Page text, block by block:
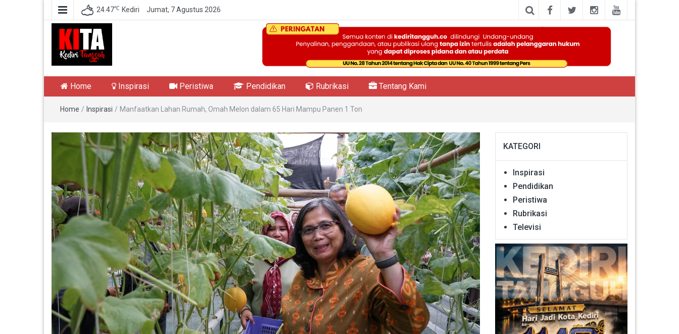
24.47℃ Kediri Jumat, 7 Agustus 2026
Kediri Tangguh
Home Inspirasi Peristiwa Pendidikan Rubrikasi Tentang Kami
Home / Inspirasi / Manfaatkan Lahan Rumah, Omah Melon dalam 65 Hari Mampu Panen 1 Ton
KATEGORI
Inspirasi
Pendidikan
Peristiwa
Rubrikasi
Televisi